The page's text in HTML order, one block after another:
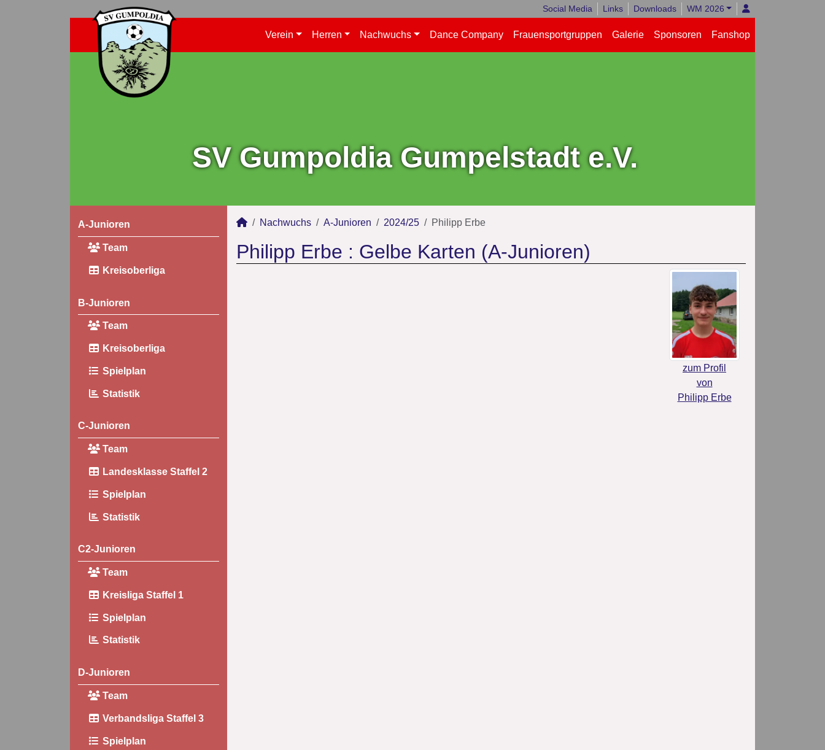
Social Media Links Downloads WM 2026
Verein Herren Nachwuchs Dance Company Frauensportgruppen Galerie Sponsoren Fanshop
SV Gumpoldia Gumpelstadt e.V.
A-Junioren
Team
Kreisoberliga
B-Junioren
Team
Kreisoberliga
Spielplan
Statistik
C-Junioren
Team
Landesklasse Staffel 2
Spielplan
Statistik
C2-Junioren
Team
Kreisliga Staffel 1
Spielplan
Statistik
D-Junioren
Team
Verbandsliga Staffel 3
Spielplan
Nachwuchs A-Junioren 2024/25 Philipp Erbe
Philipp Erbe : Gelbe Karten (A-Junioren)
zum Profil
von
Philipp Erbe